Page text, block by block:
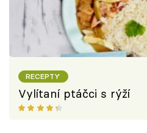
RECEPTY
Vylítaní ptáčci s rýží